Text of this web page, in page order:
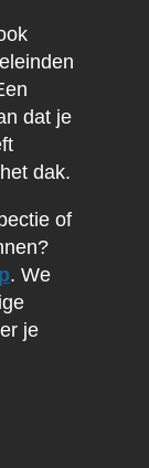
dat je
dak.
of
. We
je